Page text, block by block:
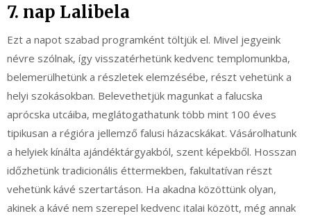
7. nap Lalibela
Ezt a napot szabad programként töltjük el. Mivel jegyeink
névre szólnak, így visszatérhetünk kedvenc templomunkba,
belemerülhetünk a részletek elemzésébe, részt vehetünk a
helyi szokásokban. Belevethetjük magunkat a falucska
aprócska utcáiba, meglátogathatunk több mint 100 éves
tipikusan a régióra jellemző falusi házacskákat. Vásárolhatunk
a helyiek kínálta ajándéktárgyakból, szent képekből. Hosszan
időzhetünk tradicionális éttermekben, fakultatívan részt
vehetünk kávé szertartáson. Ha akadna közöttünk olyan,
akinek a kávé nem szerepel kedvenc italai között, még annak